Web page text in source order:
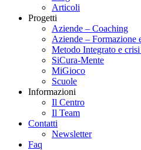
Articoli
Progetti
Aziende – Coaching
Aziende – Formazione
Metodo Integrato e
SiCura-Mente
MiGioco
Scuole
Informazioni
Il Centro
Il Team
Contatti
Newsletter
Faq